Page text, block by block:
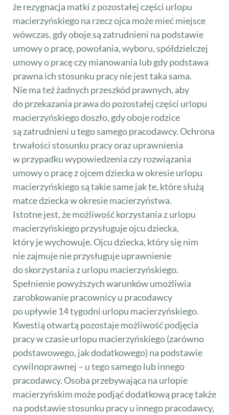
że rezygnacja matki z pozostałej części urlopu
macierzyńskiego na rzecz ojca może mieć miejsce
wówczas, gdy oboje są zatrudnieni na podstawie
umowy o pracę, powołania, wyboru, spółdzielczej
umowy o pracę czy mianowania lub gdy podstawa
prawna ich stosunku pracy nie jest taka sama.
Nie ma też żadnych przeszkód prawnych, aby
do przekazania prawa do pozostałej części urlopu
macierzyńskiego doszło, gdy oboje rodzice
są zatrudnieni u tego samego pracodawcy. Ochrona
trwałości stosunku pracy oraz uprawnienia
w przypadku wypowiedzenia czy rozwiązania
umowy o pracę z ojcem dziecka w okresie urlopu
macierzyńskiego są takie same jak te, które służą
matce dziecka w okresie macierzyństwa.
Istotne jest, że możliwość korzystania z urlopu
macierzyńskiego przysługuje ojcu dziecka,
który je wychowuje. Ojcu dziecka, który się nim
nie zajmuje nie przysługuje uprawnienie
do skorzystania z urlopu macierzyńskiego.
Spełnienie powyższych warunków umożliwia
zarobkowanie pracownicy u pracodawcy
po upływie 14 tygodni urlopu macierzyńskiego.
Kwestią otwartą pozostaje możliwość podjęcia
pracy w czasie urlopu macierzyńskiego (zarówno
podstawowego, jak dodatkowego) na podstawie
cywilnoprawnej – u tego samego lub innego
pracodawcy. Osoba przebywająca na urlopie
macierzyńskim może podjąć dodatkową pracę także
na podstawie stosunku pracy u innego pracodawcy,